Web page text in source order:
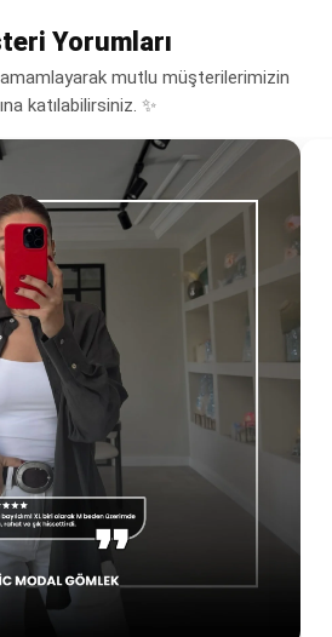
Yorumları
mutlu müşterilerimizin
katılabilirsiniz. ✨